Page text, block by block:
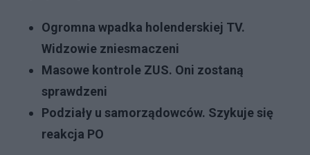
Ogromna wpadka holenderskiej TV.
Widzowie zniesmaczeni
Masowe kontrole ZUS. Oni zostaną
sprawdzeni
Podziały u samorządowców. Szykuje się
reakcja PO